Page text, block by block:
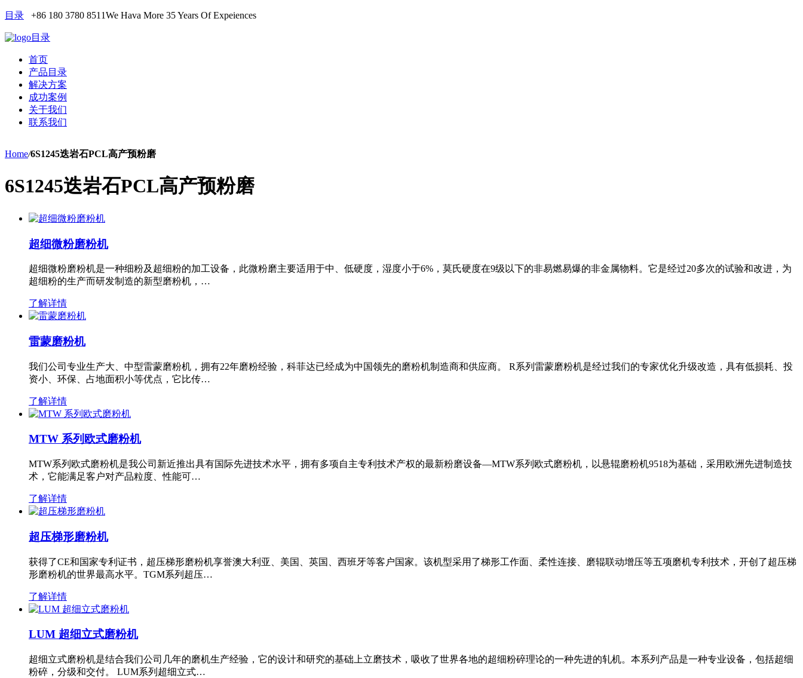
目录 +86 180 3780 8511We Hava More 35 Years Of Expeiences
目录
首页
产品目录
解决方案
成功案例
关于我们
联系我们
Home/6S1245迭岩石PCL高产预粉磨
6S1245迭岩石PCL高产预粉磨
超细微粉磨粉机
超细微粉磨粉机是一种细粉及超细粉的加工设备，此微粉磨主要适用于中、低硬度，湿度小于6%，莫氏硬度在9级以下的非易燃易爆的非金属物料。它是经过20多次的试验和改进，为
超细粉的生产而研发制造的新型磨粉机，…
了解详情
雷蒙磨粉机
我们公司专业生产大、中型雷蒙磨粉机，拥有22年磨粉经验，科菲达已经成为中国领先的磨粉机制造商和供应商。 R系列雷蒙磨粉机是经过我们的专家优化升级改造，具有低损耗、投
资小、环保、占地面积小等优点，它比传…
了解详情
MTW 系列欧式磨粉机
MTW系列欧式磨粉机是我公司新近推出具有国际先进技术水平，拥有多项自主专利技术产权的最新粉磨设备—MTW系列欧式磨粉机，以悬辊磨粉机9518为基础，采用欧洲先进制造技
术，它能满足客户对产品粒度、性能可…
了解详情
超压梯形磨粉机
获得了CE和国家专利证书，超压梯形磨粉机享誉澳大利亚、美国、英国、西班牙等客户国家。该机型采用了梯形工作面、柔性连接、磨辊联动增压等五项磨机专利技术，开创了超压梯
形磨粉机的世界最高水平。TGM系列超压…
了解详情
LUM 超细立式磨粉机
超细立式磨粉机是结合我们公司几年的磨机生产经验，它的设计和研究的基础上立磨技术，吸收了世界各地的超细粉碎理论的一种先进的轧机。本系列产品是一种专业设备，包括超细
粉碎，分级和交付。 LUM系列超细立式…